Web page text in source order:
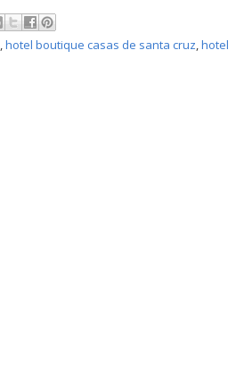
,hotel boutique casas de santa cruz,hotel